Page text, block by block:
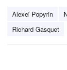
Alexei Popyrin
Richard Gasquet